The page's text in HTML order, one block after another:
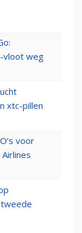
vloot weg
xtc-pillen
voor